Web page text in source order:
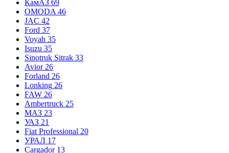
КамАЗ 69
OMODA 46
JAC 42
Ford 37
Voyah 35
Isuzu 35
Sinotruk Sitrak 33
Avior 26
Forland 26
Lonking 26
FAW 26
Ambertruck 25
МАЗ 23
УАЗ 21
Fiat Professional 20
УРАЛ 17
Cargador 13